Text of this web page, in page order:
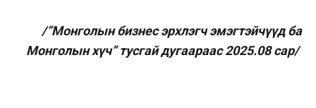
/”Монголын бизнес эрхлэгч эмэгтэйчүүд ба
Монголын хүч” тусгай дугаараас 2025.08 сар/